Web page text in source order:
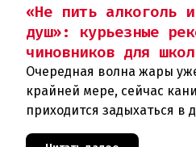
«Не пить алкоголь
душ»: курьезные
чиновников для школ
Очередная волна жары
крайней мере, сейчас
приходится задыхаться в